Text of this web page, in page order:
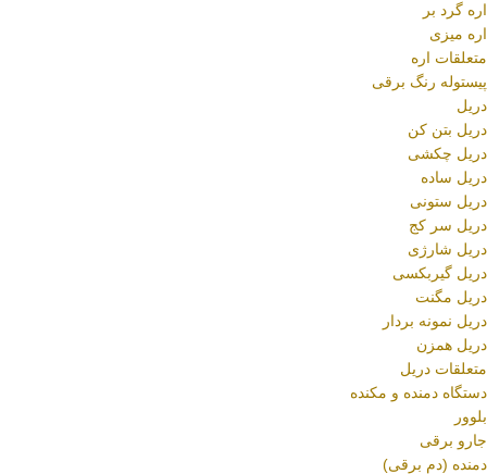
اره گرد بر
اره میزی
متعلقات اره
پیستوله رنگ برقی
دریل
دریل بتن کن
دریل چکشی
دریل ساده
دریل ستونی
دریل سر کج
دریل شارژی
دریل گیربکسی
دریل مگنت
دریل نمونه بردار
دریل همزن
متعلقات دریل
دستگاه دمنده و مکنده
بلوور
جارو برقی
دمنده (دم برقی)